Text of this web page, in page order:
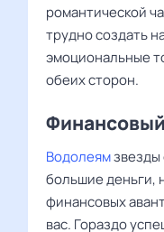
романтической
трудно создать
эмоциональные
обеих сторон.
Водолеямзвезды
большие деньги,
финансовых
вас. Гораздо